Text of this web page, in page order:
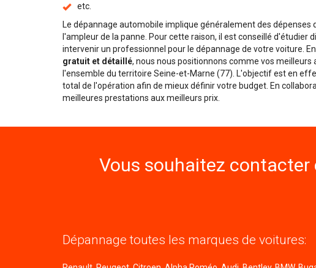
etc.
Le dépannage automobile implique généralement des
l'ampleur de la panne. Pour cette raison, il est conseillé
intervenir un professionnel pour le dépannage de votre voiture.
gratuit et détaillé, nous nous positionnons comme vos
l'ensemble du territoire Seine-et-Marne (77). L'objectif est en
total de l'opération afin de mieux définir votre budget. En
meilleures prestations aux meilleurs prix.
Vous souhaitez contacter
Dépannage toutes les marques de voitures: